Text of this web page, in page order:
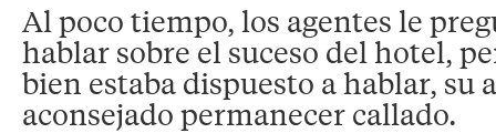
Al poco tiempo, los agentes le
hablar sobre el suceso del hotel,
bien estaba dispuesto a hablar, su
aconsejado permanecer callado.